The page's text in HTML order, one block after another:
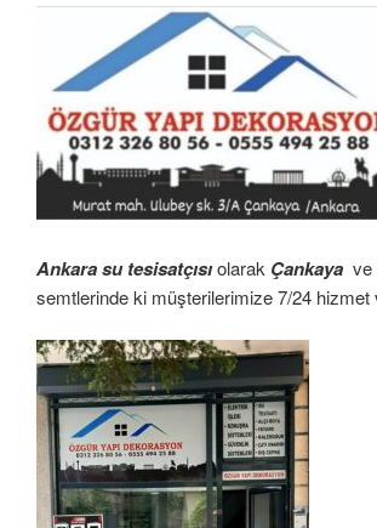
Ankara su tesisatçısıolarak Çankaya ve
semtlerinde ki müşterilerimize 7/24 hizmet